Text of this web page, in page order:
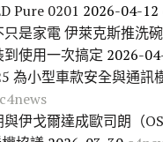
Pure 0201 2026-04-12
是家電 伊萊克斯推洗
使用一次搞定 2026-
為小型車款安全與通訊
c4news
伊戈爾達成歐司朗（